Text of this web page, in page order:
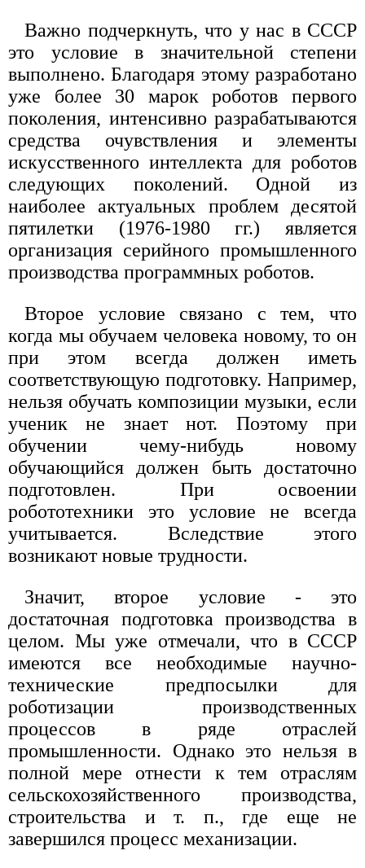
Важно подчеркнуть, что у нас в СССР
это условие в значительной степени
выполнено. Благодаря этому разработано
уже более 30 марок роботов первого
поколения, интенсивно разрабатываются
средства очувствления и элементы
искусственного интеллекта для роботов
следующих поколений. Одной из
наиболее актуальных проблем десятой
пятилетки (1976-1980 гг.) является
организация серийного промышленного
производства программных роботов.
Второе условие связано с тем, что
когда мы обучаем человека новому, то он
при этом всегда должен иметь
соответствующую подготовку. Например,
нельзя обучать композиции музыки, если
ученик не знает нот. Поэтому при
обучении чему-нибудь новому
обучающийся должен быть достаточно
подготовлен. При освоении
робототехники это условие не всегда
учитывается. Вследствие этого
возникают новые трудности.
Значит, второе условие - это
достаточная подготовка производства в
целом. Мы уже отмечали, что в СССР
имеются все необходимые научно-
технические предпосылки для
роботизации производственных
процессов в ряде отраслей
промышленности. Однако это нельзя в
полной мере отнести к тем отраслям
сельскохозяйственного производства,
строительства и т. п., где еще не
завершился процесс механизации.